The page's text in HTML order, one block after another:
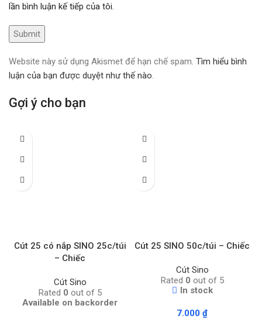
lần bình luận kế tiếp của tôi.
Website này sử dụng Akismet để hạn chế spam. Tìm hiểu bình
luận của bạn được duyệt như thế nào.
Gợi ý cho bạn
Cút 25 có nắp SINO 25c/túi
– Chiếc
Cút Sino
Rated 0 out of 5
Available on backorder
Cút 25 SINO 50c/túi – Chiếc
Cút Sino
Rated 0 out of 5
In stock
7.000 ₫